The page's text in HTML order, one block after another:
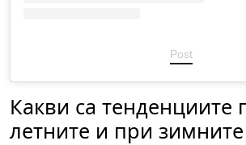
Post
Какви са тенденциите
летните и при